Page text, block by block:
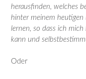
herausfinden, welches
hinter meinem heutigen
lernen, so dass ich
kann und
Oder